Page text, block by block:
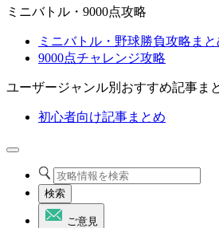
ミニバトル・9000点攻略
ミニバトル・野球勝負攻略まと
9000点チャレンジ攻略
ユーザージャンル別おすすめ記事ま
初心者向け記事まとめ
検索
ご意見